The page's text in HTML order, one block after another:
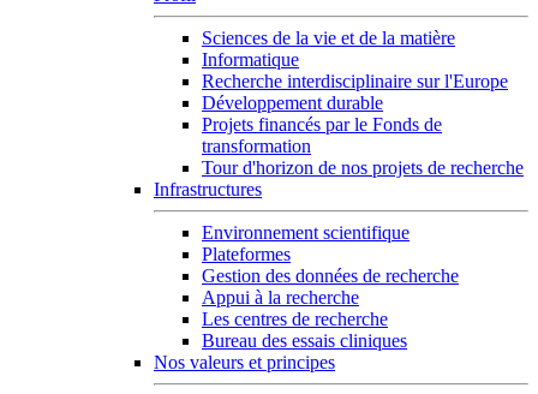
Sciences de la vie et de la matière
Informatique
Recherche interdisciplinaire sur l'Europe
Développement durable
Projets financés par le Fonds de
transformation
Tour d'horizon de nos projets de recherche
Infrastructures
Environnement scientifique
Plateformes
Gestion des données de recherche
Appui à la recherche
Les centres de recherche
Bureau des essais cliniques
Nos valeurs et principes